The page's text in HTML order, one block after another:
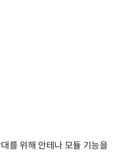
를 위해 안테나 모듈 기능을